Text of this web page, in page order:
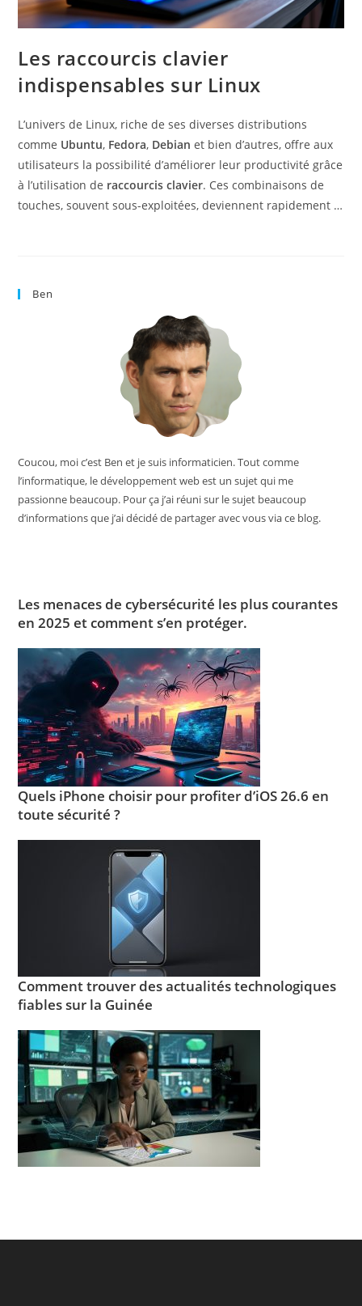
Les raccourcis clavier
indispensables sur Linux
L’univers de Linux, riche de ses diverses distributions
comme Ubuntu, Fedora, Debian et bien d’autres, offre aux
utilisateurs la possibilité d’améliorer leur productivité grâce
à l’utilisation de raccourcis clavier. Ces combinaisons de
touches, souvent sous-exploitées, deviennent rapidement …
Ben
Coucou, moi c’est Ben et je suis informaticien. Tout comme
l’informatique, le développement web est un sujet qui me
passionne beaucoup. Pour ça j’ai réuni sur le sujet beaucoup
d’informations que j’ai décidé de partager avec vous via ce blog.
Les menaces de cybersécurité les plus courantes
en 2025 et comment s’en protéger.
Quels iPhone choisir pour profiter d’iOS 26.6 en
toute sécurité ?
Comment trouver des actualités technologiques
fiables sur la Guinée